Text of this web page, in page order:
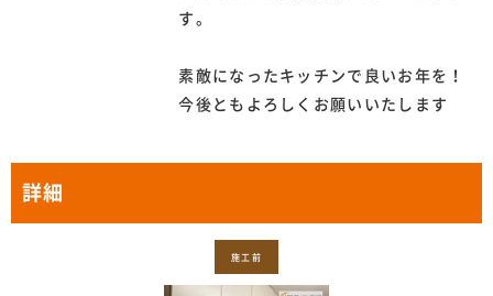
す。
素敵になったキッチンで良いお年を！
今後ともよろしくお願いいたします
詳細
施工前